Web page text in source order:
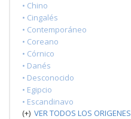
• Chino
• Cingalés
• Contemporáneo
• Coreano
• Córnico
• Danés
• Desconocido
• Egipcio
• Escandinavo
(+) VER TODOS LOS ORIGENES